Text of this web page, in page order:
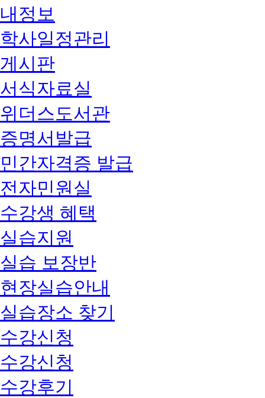
내정보
학사일정관리
게시판
서식자료실
위더스도서관
증명서발급
민간자격증 발급
전자민원실
수강생 혜택
실습지원
실습 보장반
현장실습안내
실습장소 찾기
수강신청
수강신청
수강후기